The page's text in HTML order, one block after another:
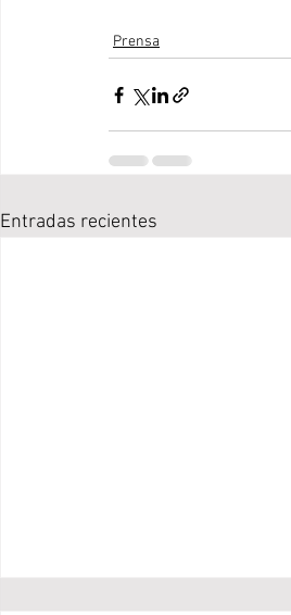
Prensa
Entradas recientes